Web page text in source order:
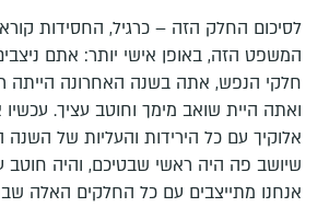
לסיכום החלק הזה – כרגיל, החסידות
המשפט הזה, באופן אישי יותר: אתם
חלקי הנפש, אתה בשנה האחרונה הייתה
ואתה היית שואב מימך וחוטב עציך.
אלוקיך עם כל הירידות והעליות של
שיושב פה היה ראשי שבטיכם, והיה חוטב
אנחנו מתייצבים עם כל החלקים האלה